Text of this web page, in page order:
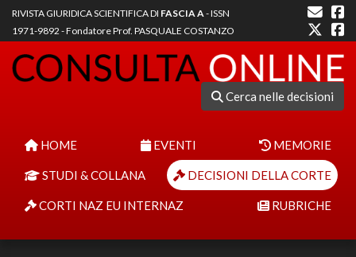
RIVISTA GIURIDICA SCIENTIFICA DI FASCIA A- ISSN
1971-9892 - Fondatore Prof. PASQUALE COSTANZO
Cerca nelle decisioni
HOME EVENTI MEMORIE
STUDI & COLLANA DECISIONI DELLA CORTE
CORTI NAZ EU INTERNAZ RUBRICHE